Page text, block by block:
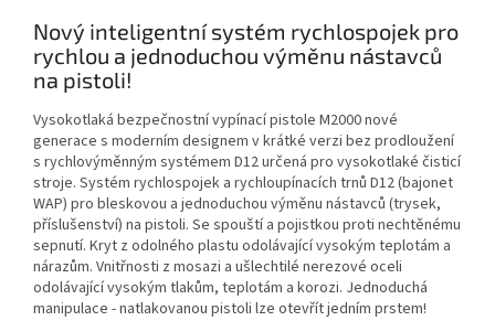
Nový inteligentní systém rychlospojek pro
rychlou a jednoduchou výměnu nástavců
na pistoli!
Vysokotlaká bezpečnostní vypínací pistole M2000 nové
generace s moderním designem v krátké verzi bez prodloužení
s rychlovýměnným systémem D12 určená pro vysokotlaké čisticí
stroje. Systém rychlospojek a rychloupínacích trnů D12 (bajonet
WAP) pro bleskovou a jednoduchou výměnu nástavců (trysek,
příslušenství) na pistoli. Se spouští a pojistkou proti nechtěnému
sepnutí. Kryt z odolného plastu odolávající vysokým teplotám a
nárazům. Vnitřnosti z mosazi a ušlechtilé nerezové oceli
odolávající vysokým tlakům, teplotám a korozi. Jednoduchá
manipulace - natlakovanou pistoli lze otevřít jedním prstem!